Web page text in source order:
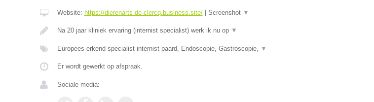
Website: https://dierenarts-de-clercq.business.site/| Screenshot ▼
Na 20 jaar kliniek ervaring (internist specialist) werk ik nu op ▼
Europees erkend specialist internist paard, Endoscopie, Gastroscopie, ▼
Er wordt gewerkt op afspraak.
Sociale media: